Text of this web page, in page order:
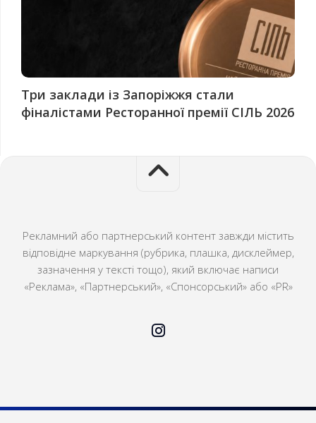
Три заклади із Запоріжжя стали
фіналістами Ресторанної премії СІЛЬ 2026
Рекламний або партнерський контент завжди містить
відповідне маркування (рубрика, плашка, дисклеймер,
зазначення у тексті тощо), який включає написи
«Реклама», «Партнерський», «Спонсорський» або «PR»